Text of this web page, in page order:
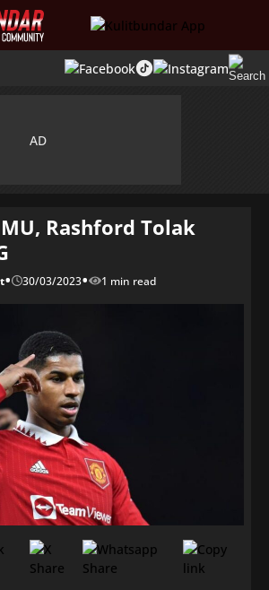
Rashford Tolak
• 30/03/2023• 1 min read